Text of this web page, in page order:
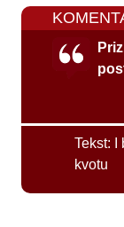
Tekst:
kvotu